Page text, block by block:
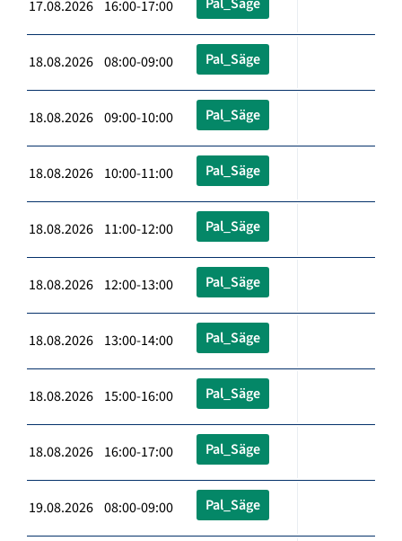
17.08.2026 16:00-17:00
18.08.2026 08:00-09:00 Pal_Säge
18.08.2026 09:00-10:00 Pal_Säge
18.08.2026 10:00-11:00 Pal_Säge
18.08.2026 11:00-12:00 Pal_Säge
18.08.2026 12:00-13:00 Pal_Säge
18.08.2026 13:00-14:00 Pal_Säge
18.08.2026 15:00-16:00 Pal_Säge
18.08.2026 16:00-17:00 Pal_Säge
19.08.2026 08:00-09:00 Pal_Säge